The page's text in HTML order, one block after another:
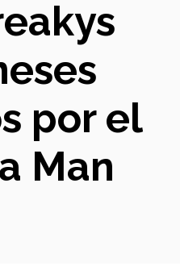
por el
Man